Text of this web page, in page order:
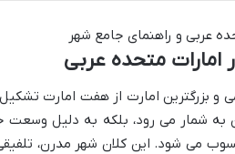
امارات متحده عربی
و بزرگترین امارت از هفت امارت
به شمار می رود، بلکه به دلیل وسعت
می شود. این کلان شهر مدرن،